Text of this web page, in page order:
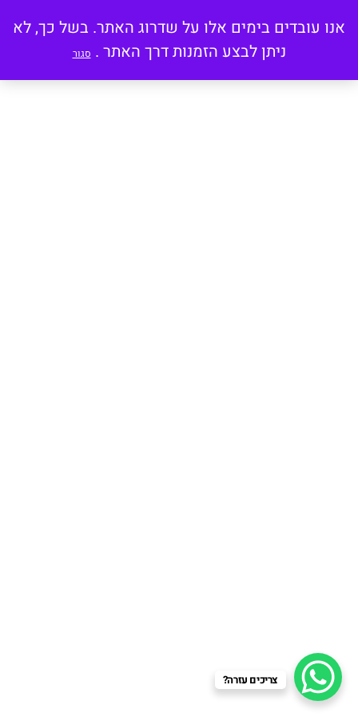
אנו עובדים בימים אלו על שדרוג האתר. בשל כך, לא
ניתן לבצע הזמנות דרך האתר .סגור
צריכים עזרה?